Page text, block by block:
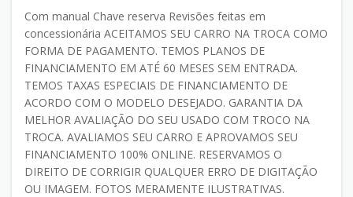
Com manual Chave reserva Revisões feitas em
concessionária ACEITAMOS SEU CARRO NA TROCA COMO
FORMA DE PAGAMENTO. TEMOS PLANOS DE
FINANCIAMENTO EM ATÉ 60 MESES SEM ENTRADA.
TEMOS TAXAS ESPECIAIS DE FINANCIAMENTO DE
ACORDO COM O MODELO DESEJADO. GARANTIA DA
MELHOR AVALIAÇÃO DO SEU USADO COM TROCO NA
TROCA. AVALIAMOS SEU CARRO E APROVAMOS SEU
FINANCIAMENTO 100% ONLINE. RESERVAMOS O
DIREITO DE CORRIGIR QUALQUER ERRO DE DIGITAÇÃO
OU IMAGEM. FOTOS MERAMENTE ILUSTRATIVAS.